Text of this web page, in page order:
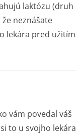
laktózu (druh
že neznášate
lekára pred užitím
vám povedal váš
to u svojho lekára